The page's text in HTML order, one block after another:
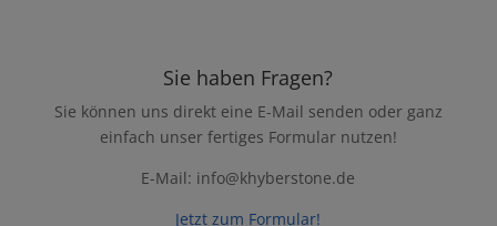
Sie haben Fragen?
Sie können uns direkt eine E-Mail senden oder ganz
einfach unser fertiges Formular nutzen!
E-Mail: info@khyberstone.de
Jetzt zum Formular!